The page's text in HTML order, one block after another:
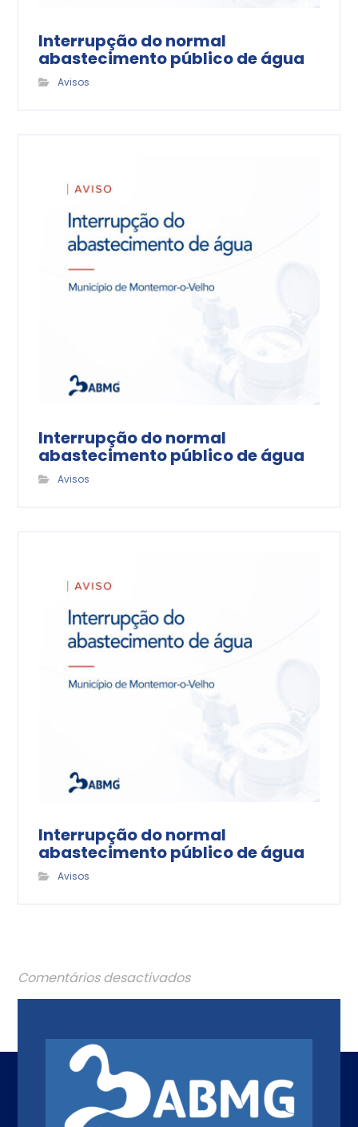
Interrupção do normal
abastecimento público de água
Avisos
Interrupção do normal
abastecimento público de água
Avisos
Interrupção do normal
abastecimento público de água
Avisos
Comentários desactivados